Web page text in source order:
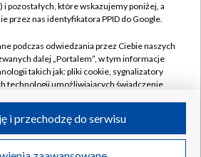
Oferta Handlowa
Emisja w TVP
Rada Programowa
przetargowe
Telewizyjna
Informacje o nadawcy
Biuro reklamy
Kanały
Spółka Akcyjna w likwidacji
pozostałych, które wskazujemy poniżej, a
przez nas identyfikatora PPID do Google.
podczas odwiedzania przez Ciebie naszych
dalej „Portalem”, w tym informacje
takich jak: pliki cookie, sygnalizatory
technologii umożliwiających świadczenie
podczas odwiedzania przez Ciebie
i przechodzę do serwisu